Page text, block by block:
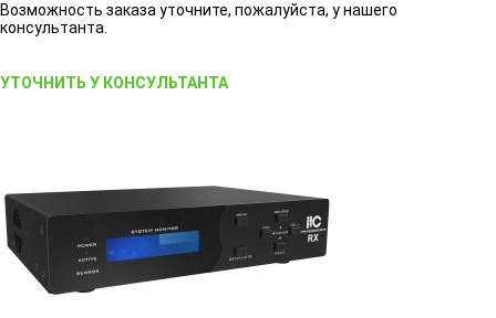
Возможность заказа уточните, пожалуйста, у нашего
консультанта.
УТОЧНИТЬ У КОНСУЛЬТАНТА